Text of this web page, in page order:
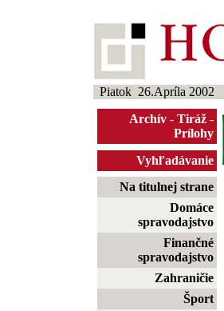
Piatok 26.Apríla 2002
Archív - Tiráž -
Prílohy
Vyhľadávanie
Na titulnej strane
Domáce
spravodajstvo
Finančné
spravodajstvo
Zahraničie
Šport